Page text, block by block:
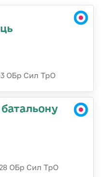
ОБр Сил ТрО
ОБр Сил ТрО